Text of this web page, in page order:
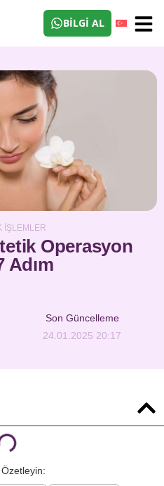
BILGI AL
İŞLEMLER
Operasyon
Adım
Son Güncelleme
24.01.2025 20:17